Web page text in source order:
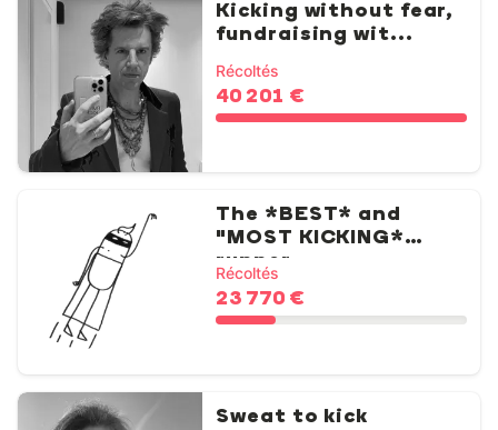
Kicking without fear,
fundraising wit...
Récoltés
40 201 €
The *BEST* and
"MOST KICKING*
runner
Récoltés
23 770 €
Sweat to kick